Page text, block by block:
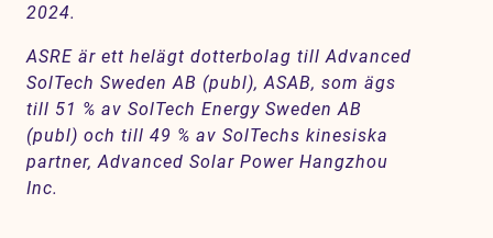
2024.
ASRE är ett helägt dotterbolag till Advanced
SolTech Sweden AB (publ), ASAB, som ägs
till 51 % av SolTech Energy Sweden AB
(publ) och till 49 % av SolTechs kinesiska
partner, Advanced Solar Power Hangzhou
Inc.